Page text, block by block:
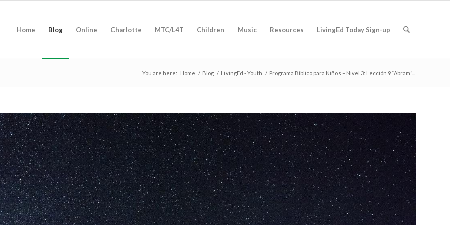
Home Blog Online Charlotte MTC/L4T Children Music Resources LivingEd Today Sign-up
You are here: Home / Blog / LivingEd - Youth / Programa Bíblico para Niños – Nivel 3: Lección 9 “Abram”...